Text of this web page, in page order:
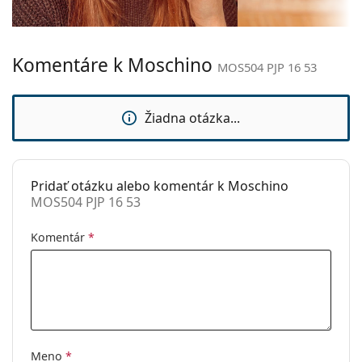
Šírka mostíka:
16 mm
Nastaviteľné
Nie
Nie
Puzdro:
Áno
handrička:
Áno
Ostatné
Typ:
Dámske
Komentáre k Moschino MOS504 PJP 16 53
Žiadna otázka...
Pridať otázku alebo komentár k Moschino
MOS504 PJP 16 53
Komentár *
Meno *